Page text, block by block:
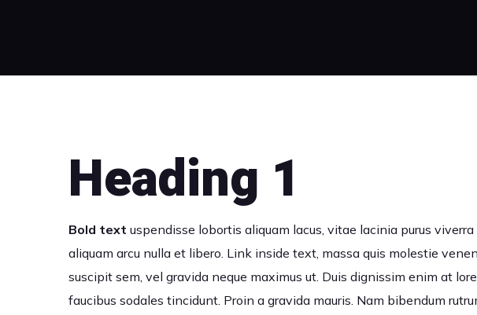
Heading 1
Bold text uspendisse lobortis aliquam lacus, vitae lacinia purus
aliquam arcu nulla et libero. Link inside text, massa quis molestie
suscipit sem, vel gravida neque maximus ut. Duis dignissim enim at
faucibus sodales tincidunt. Proin a gravida mauris. Nam bibendum